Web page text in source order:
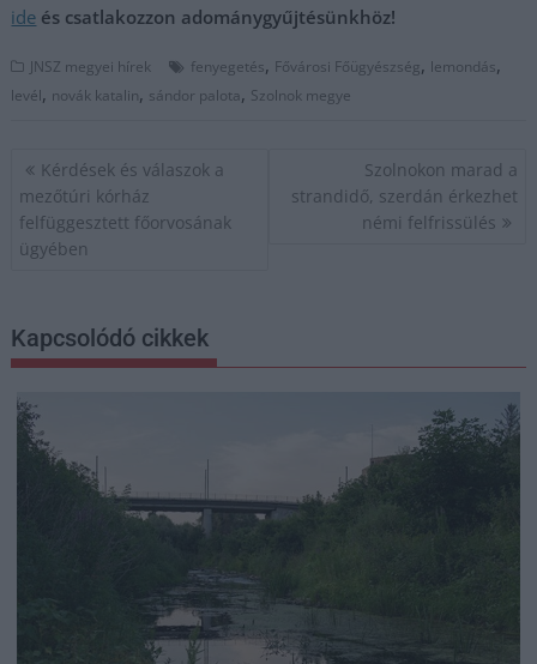
ide és csatlakozzon adománygyűjtésünkhöz!
JNSZ megyei hírek fenyegetés, Fővárosi Főügyészség, lemondás,
levél, novák katalin, sándor palota, Szolnok megye
Bejegyzés
navigáció
Kérdések és válaszok a
mezőtúri kórház
felfüggesztett főorvosának
ügyében
Szolnokon marad a
strandidő, szerdán érkezhet
némi felfrissülés
Kapcsolódó cikkek